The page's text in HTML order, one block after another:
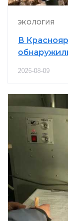
ЭКОЛОГИЯ
В
2026-08-09